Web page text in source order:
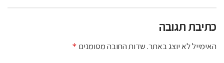
כתיבת תגובה
האימייל לא יוצג באתר.שדות החובה מסומנים *